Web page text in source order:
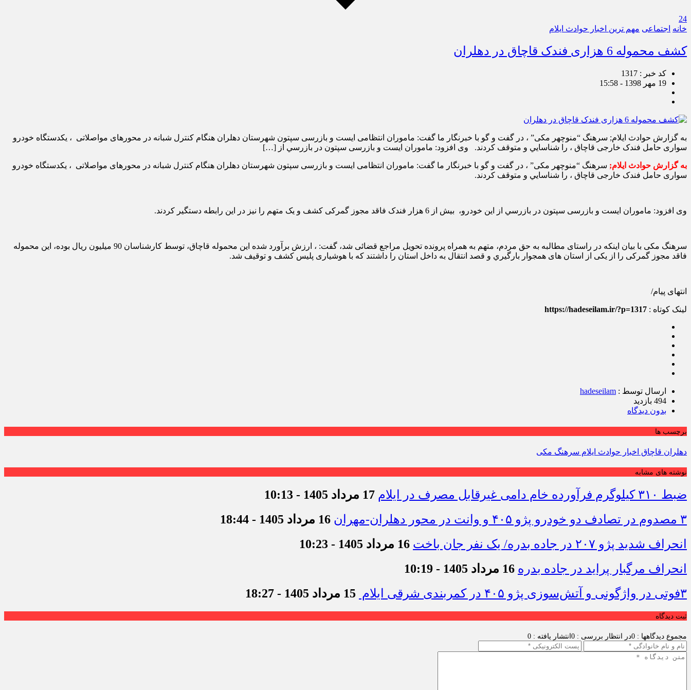
24
خانه اجتماعی مهم ترین اخبار حوادث ایلام
کشف محموله 6 هزاری فندک قاچاق در دهلران
کد خبر : 1317
19 مهر 1398 - 15:58
به گزارش حوادث ایلام; سرهنگ “منوچهر مکی” ، در گفت و گو با خبرنگار ما گفت: ماموران انتظامی ایست و بازرسی سپتون شهرستان دهلران هنگام کنترل شبانه در محورهای مواصلاتی ، یکدستگاه خودرو
سواری حامل فندک خارجی قاچاق ، را شناسايي و متوقف کردند. وی افزود: ماموران ایست و بازرسی سپتون در بازرسي از […]
به گزارش حوادث ایلام; سرهنگ “منوچهر مکی” ، در گفت و گو با خبرنگار ما گفت: ماموران انتظامی ایست و بازرسی سپتون شهرستان دهلران هنگام کنترل شبانه در محورهای مواصلاتی ، یکدستگاه خودرو
سواری حامل فندک خارجی قاچاق ، را شناسايي و متوقف کردند.
وی افزود: ماموران ایست و بازرسی سپتون در بازرسي از اين خودرو، بیش از 6 هزار فندک فاقد مجوز گمرکی کشف و یک متهم را نيز در این رابطه دستگير کردند.
سرهنگ مکی با بیان اینکه در راستای مطالبه به حق مردم، متهم به همراه پرونده تحویل مراجع قضائی شد، گفت: ، ارزش برآورد شده اين محموله قاچاق، توسط کارشناسان 90 میلیون ريال بوده، این محموله
فاقد مجوز گمرکی را از یکی از استان های همجوار بارگيري و قصد انتقال به داخل استان را داشتند که با هوشیاری پلیس کشف و توقیف شد.
انتهای پیام/
لینک کوتاه : https://hadeseilam.ir/?p=1317
ارسال توسط : hadeseilam
494 بازدید
بدون دیدگاه
برچسب ها
دهلران قاچاق اخبار حوادث ایلام سرهنگ مکی
نوشته های مشابه
ضبط ۳۱۰ کیلوگرم فرآورده خام دامی غیرقابل مصرف در ایلام
17 مرداد 1405 - 10:13
۳ مصدوم در تصادف دو خودرو پژو ۴۰۵ و وانت در محور دهلران-مهران
16 مرداد 1405 - 18:44
انحراف شدید پژو ۲۰۷ در جاده بدره/ یک نفر جان باخت
16 مرداد 1405 - 10:23
انحراف مرگبار پراید در جاده بدره 16 مرداد 1405 - 10:19
۳فوتی در واژگونی و آتش‌سوزی پژو ۴۰۵ در کمربندی شرقی ایلام
15 مرداد 1405 - 18:27
ثبت دیدگاه
مجموع دیدگاهها : 0 در انتظار بررسی : 0 انتشار یافته : 0